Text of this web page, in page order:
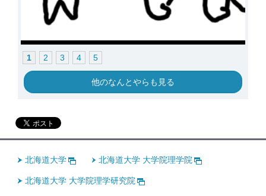
1 2 3 4 5
他のなんとやらも見る
北海道大学 北海道大学 大学院理学院
北海道大学 大学院理学研究院